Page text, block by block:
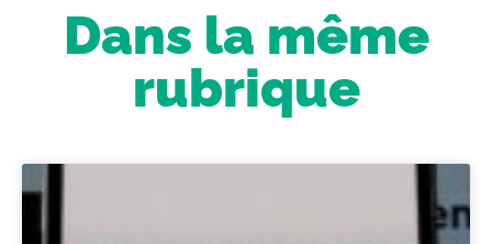
Dans la même
rubrique